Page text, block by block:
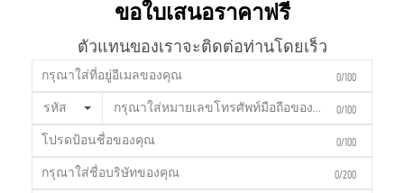
ขอใบเสนอราคาฟรี
ตัวแทนของเราจะติดต่อท่านโดยเร็ว
0/100
รหัส 0/100
0/100
0/200